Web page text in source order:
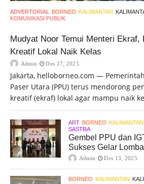
ADVERTORIAL BORNEO KALIMANTAN
KOMUNIKASI PUBLIK
Mudyat Noor Temui Menteri Ekraf,
Kreatif Lokal Naik Kelas
Admin Des 17, 2025
Jakarta, helloborneo.com —
Paser Utara (PPU) terus mendorong
kreatif (ekraf) lokal agar mampu naik
ART BORNEO KALIMANTAN
SASTRA
Gembel PPU dan
Sukses Gelar
Admin Des 13, 2025
BORNEO KALIMANTAN